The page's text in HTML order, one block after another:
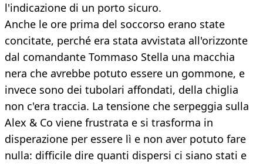
l'indicazione di un porto sicuro.
Anche le ore prima del soccorso erano state
concitate, perché era stata avvistata all'orizzonte
dal comandante Tommaso Stella una macchia
nera che avrebbe potuto essere un gommone, e
invece sono dei tubolari affondati, della chiglia
non c'era traccia. La tensione che serpeggia sulla
Alex & Co viene frustrata e si trasforma in
disperazione per essere lì e non aver potuto fare
nulla: difficile dire quanti dispersi ci siano stati e